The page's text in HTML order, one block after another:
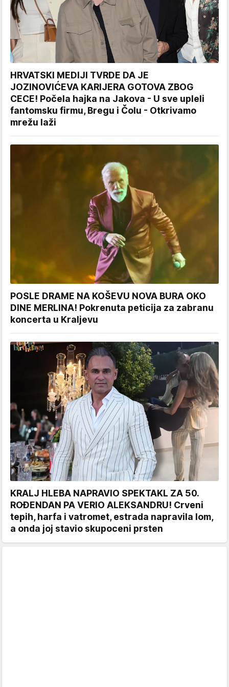
HRVATSKI MEDIJI TVRDE DA JE
JOZINOVIĆEVA KARIJERA GOTOVA ZBOG
CECE! Počela hajka na Jakova - U sve upleli
fantomsku firmu, Bregu i Čolu - Otkrivamo
mrežu laži
POSLE DRAME NA KOŠEVU NOVA BURA OKO
DINE MERLINA! Pokrenuta peticija za zabranu
koncerta u Kraljevu
KRALJ HLEBA NAPRAVIO SPEKTAKL ZA 50.
ROĐENDAN PA VERIO ALEKSANDRU! Crveni
tepih, harfa i vatromet, estrada napravila lom,
a onda joj stavio skupoceni prsten